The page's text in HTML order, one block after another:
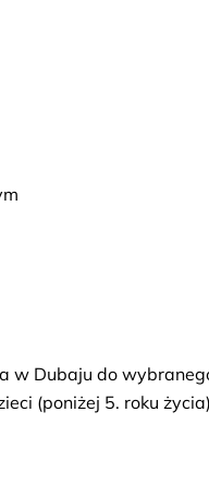
Dubaju do
(poniżej 5. roku